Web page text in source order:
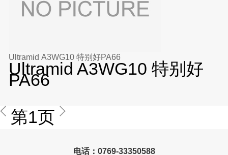
Ultramid A3WG10 特别好PA66
Ultramid A3WG10 特别好
PA66
第1页
电话：0769-33350588